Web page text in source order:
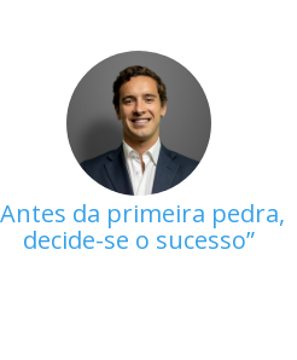
Antes da primeira pedra,
decide-se o sucesso